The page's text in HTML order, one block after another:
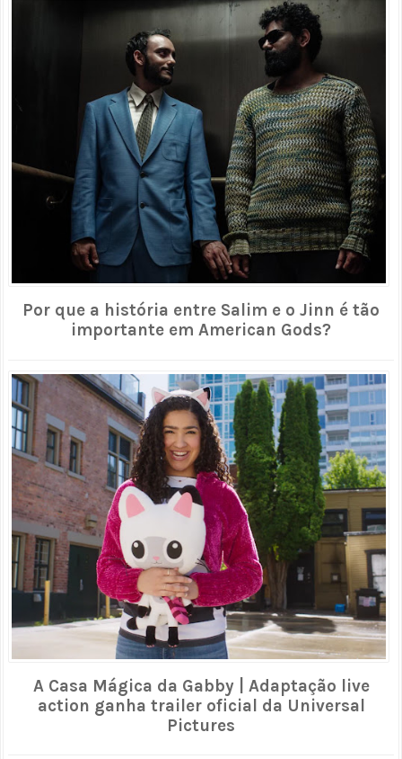
Por que a história entre Salim e o Jinn é tão
importante em American Gods?
A Casa Mágica da Gabby | Adaptação live
action ganha trailer oficial da Universal
Pictures